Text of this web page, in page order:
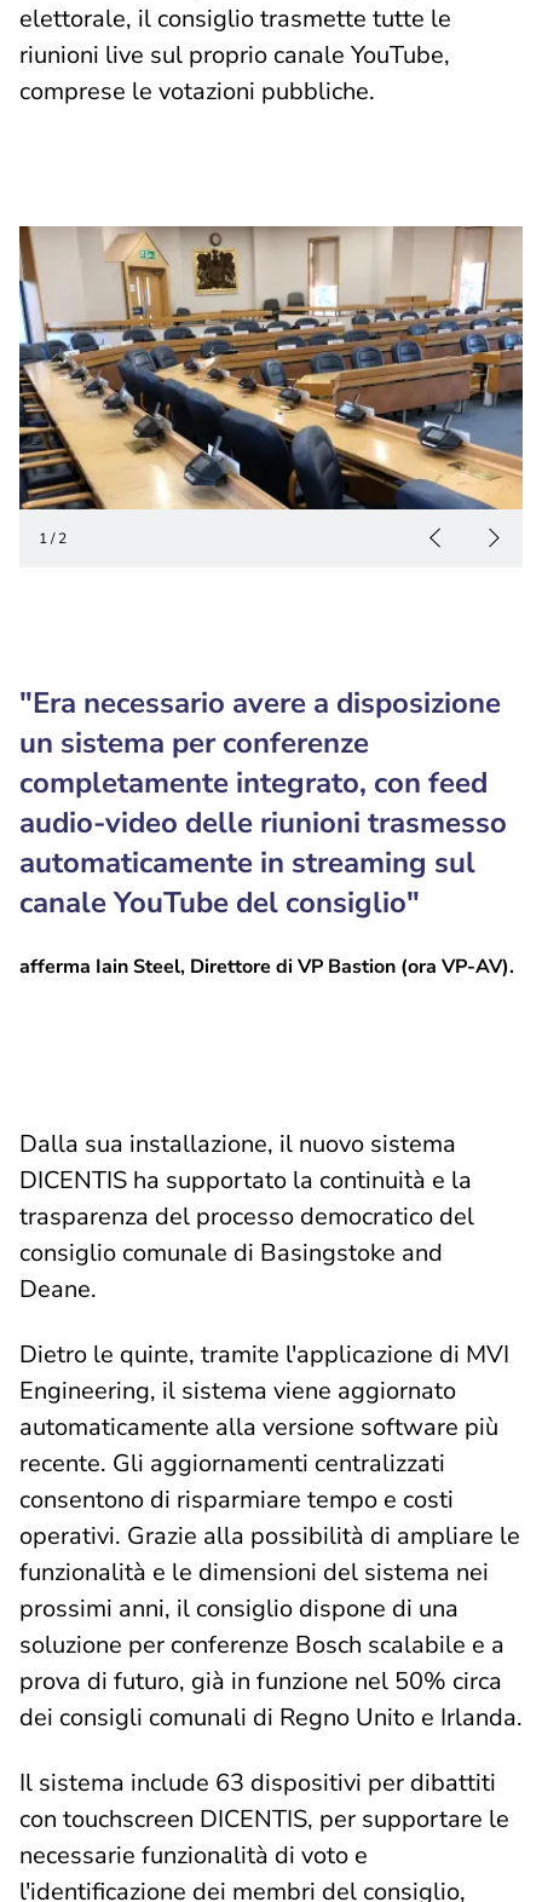
elettorale, il consiglio trasmette tutte le
riunioni live sul proprio canale YouTube,
comprese le votazioni pubbliche.
1/2
"Era necessario avere a disposizione
un sistema per conferenze
completamente integrato, con feed
audio-video delle riunioni trasmesso
automaticamente in streaming sul
canale YouTube del consiglio"
afferma Iain Steel, Direttore di VP Bastion (ora VP-AV).
Dalla sua installazione, il nuovo sistema
DICENTIS ha supportato la continuità e la
trasparenza del processo democratico del
consiglio comunale di Basingstoke and
Deane.
Dietro le quinte, tramite l'applicazione di MVI
Engineering, il sistema viene aggiornato
automaticamente alla versione software più
recente. Gli aggiornamenti centralizzati
consentono di risparmiare tempo e costi
operativi. Grazie alla possibilità di ampliare le
funzionalità e le dimensioni del sistema nei
prossimi anni, il consiglio dispone di una
soluzione per conferenze Bosch scalabile e a
prova di futuro, già in funzione nel 50% circa
dei consigli comunali di Regno Unito e Irlanda.
Il sistema include 63 dispositivi per dibattiti
con touchscreen DICENTIS, per supportare le
necessarie funzionalità di voto e
l'identificazione dei membri del consiglio,